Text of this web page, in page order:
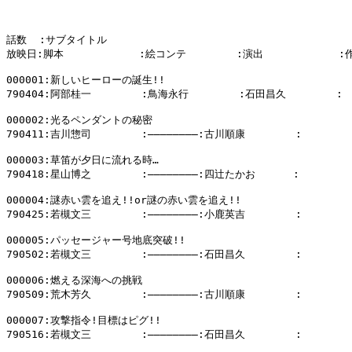
話数  :サブタイトル
放映日:脚本            :絵コンテ        :演出            :作
000001:新しいヒーローの誕生!!
790404:阿部桂一        :鳥海永行        :石田昌久        :
000002:光るペンダントの秘密
790411:吉川惣司        :――――――――:古川順康        :
000003:草笛が夕日に流れる時…
790418:星山博之        :――――――――:四辻たかお      :
000004:謎赤い雲を追え!!or謎の赤い雲を追え!!
790425:若槻文三        :――――――――:小鹿英吉        :
000005:パッセージャー号地底突破!!
790502:若槻文三        :――――――――:石田昌久        :
000006:燃える深海への挑戦
790509:荒木芳久        :――――――――:古川順康        :
000007:攻撃指令!目標はピグ!!
790516:若槻文三        :――――――――:石田昌久        :